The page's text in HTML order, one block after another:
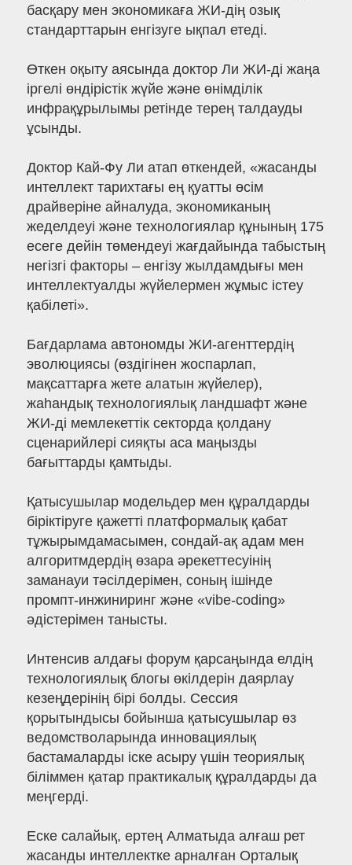
басқару мен экономикаға ЖИ-дің озық
стандарттарын енгізуге ықпал етеді.
Өткен оқыту аясында доктор Ли ЖИ-ді жаңа
іргелі өндірістік жүйе және өнімділік
инфрақұрылымы ретінде терең талдауды
ұсынды.
Доктор Кай-Фу Ли атап өткендей, «жасанды
интеллект тарихтағы ең қуатты өсім
драйверіне айналуда, экономиканың
жеделдеуі және технологиялар құнының 175
есеге дейін төмендеуі жағдайында табыстың
негізгі факторы – енгізу жылдамдығы мен
интеллектуалды жүйелермен жұмыс істеу
қабілеті».
Бағдарлама автономды ЖИ-агенттердің
эволюциясы (өздігінен жоспарлап,
мақсаттарға жете алатын жүйелер),
жаһандық технологиялық ландшафт және
ЖИ-ді мемлекеттік секторда қолдану
сценарийлері сияқты аса маңызды
бағыттарды қамтыды.
Қатысушылар модельдер мен құралдарды
біріктіруге қажетті платформалық қабат
тұжырымдамасымен, сондай-ақ адам мен
алгоритмдердің өзара әрекеттесуінің
заманауи тәсілдерімен, соның ішінде
промпт-инжиниринг және «vibe-coding»
әдістерімен танысты.
Интенсив алдағы форум қарсаңында елдің
технологиялық блогы өкілдерін даярлау
кезеңдерінің бірі болды. Сессия
қорытындысы бойынша қатысушылар өз
ведомстволарында инновациялық
бастамаларды іске асыру үшін теориялық
біліммен қатар практикалық құралдарды да
меңгерді.
Еске салайық, ертең Алматыда алғаш рет
жасанды интеллектке арналған Орталық